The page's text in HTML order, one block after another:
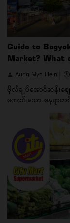
Guide to
Market? What
Aung Myo Hein
ဗိုလ်ချုပ်အောင်ဆန်းစ
ကောင်းသော နေရာတစ်